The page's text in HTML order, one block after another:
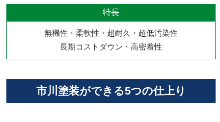
特長
無機性・柔軟性・超耐久・超低汚染性
長期コストダウン・高密着性
市川塗装ができる5つの仕上り